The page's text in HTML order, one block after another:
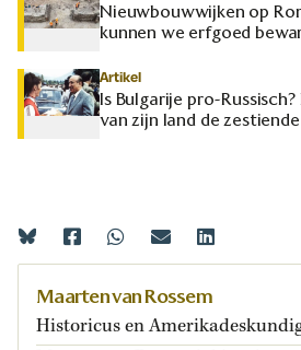
Nieuwbouwwijken op
kunnen we erfgoed
Artikel
Is Bulgarije pro-
van zijn land de
Maarten van Rossem
Historicus en